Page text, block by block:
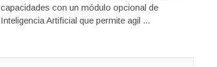
capacidades con un módulo opcional de
Inteligencia Artificial que permite agil ...